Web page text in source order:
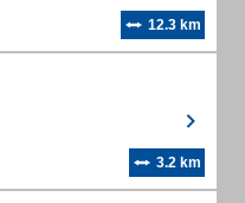
12.3 km
3.2 km